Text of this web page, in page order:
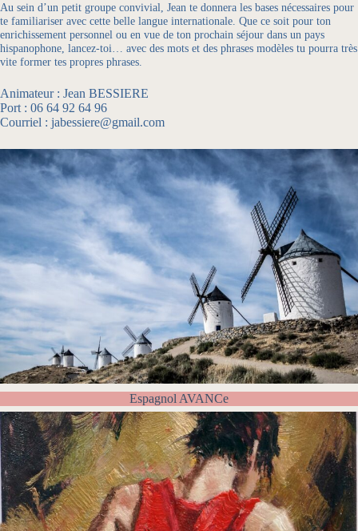
Au sein d’un petit groupe convivial, Jean te donnera les bases nécessaires pour
te familiariser avec cette belle langue internationale. Que ce soit pour ton
enrichissement personnel ou en vue de ton prochain séjour dans un pays
hispanophone, lancez-toi… avec des mots et des phrases modèles tu pourra très
vite former tes propres phrases.
Animateur : Jean BESSIERE
Port : 06 64 92 64 96
Courriel : jabessiere@gmail.com
Espagnol AVANCe